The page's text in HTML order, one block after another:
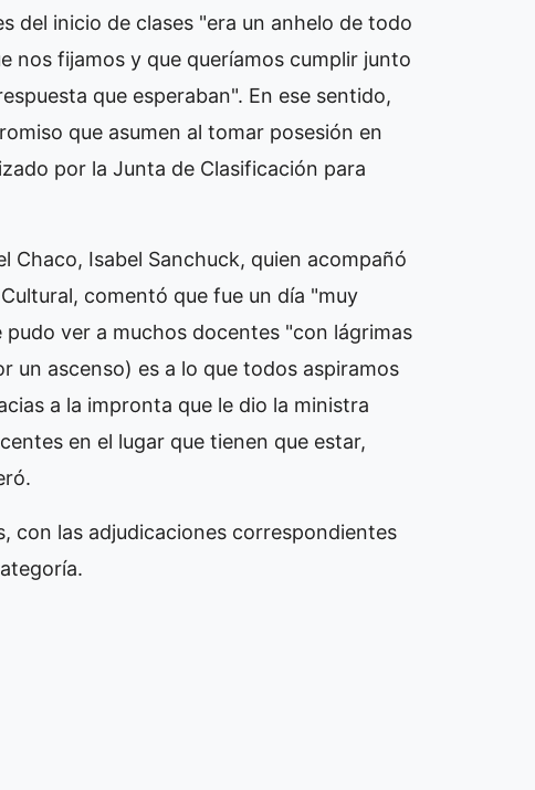
del inicio de clases "era un anhelo de todo
nos fijamos y que queríamos cumplir junto
que esperaban". En ese sentido,
que asumen al tomar posesión en
por la Junta de Clasificación para
Chaco, Isabel Sanchuck, quien acompañó
comentó que fue un día "muy
ver a muchos docentes "con lágrimas
un ascenso) es a lo que todos aspiramos
a la impronta que le dio la ministra
en el lugar que tienen que estar,
con las adjudicaciones correspondientes